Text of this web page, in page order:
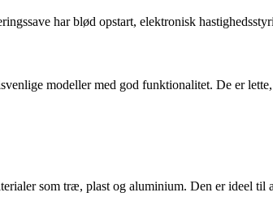
har blød opstart, elektronisk
modeller med god funktionalitet. De er
som træ, plast og aluminium. Den er ideel til